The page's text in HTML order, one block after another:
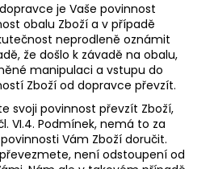
je Vaše povinnost
obalu Zboží a v případě
neprodleně oznámit
že došlo k závadě na obalu,
manipulaci a vstupu do
Zboží od dopravce převzít.
svoji povinnost převzít Zboží,
VI.4. Podmínek, nemá to za
Vám Zboží doručit.
není odstoupení od